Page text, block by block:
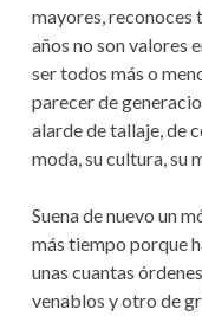
mayores, reconoces
años no son valores
ser todos más o
parecer de
alarde de tallaje, de
moda, su cultura, su
Suena de nuevo un
más tiempo porque
unas cuantas
venablos y otro de